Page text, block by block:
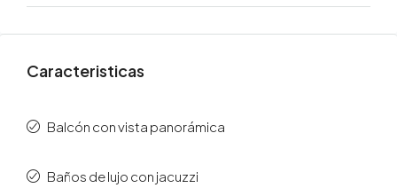
Caracteristicas
Balcón con vista panorámica
Baños de lujo con jacuzzi